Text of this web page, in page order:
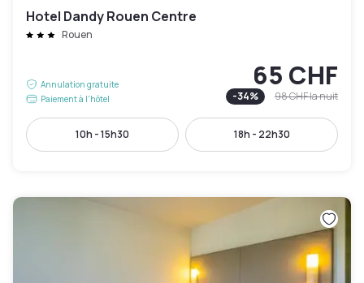
Hotel Dandy Rouen Centre
Rouen
Annulation gratuite
Paiement à l'hôtel
65 CHF
-34% 98 CHFla nuit
10h - 15h30 18h - 22h30